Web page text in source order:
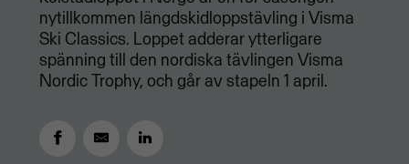
nytillkommen längdskidloppstävling i Visma
Ski Classics. Loppet adderar ytterligare
spänning till den nordiska tävlingen Visma
Nordic Trophy, och går av stapeln 1 april.